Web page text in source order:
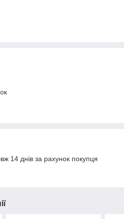
14 днів за рахунок покупця